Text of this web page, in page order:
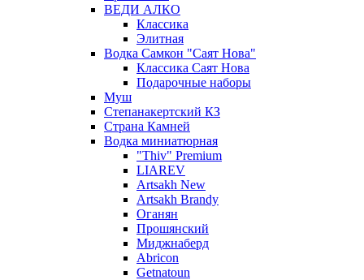
ВЕДИ АЛКО
Классика
Элитная
Водка Самкон "Саят Нова"
Классика Саят Нова
Подарочные наборы
Муш
Степанакертский КЗ
Страна Камней
Водка миниатюрная
"Thiv" Premium
LIAREV
Artsakh New
Artsakh Brandy
Оганян
Прошянский
Миджнаберд
Abricon
Getnatoun